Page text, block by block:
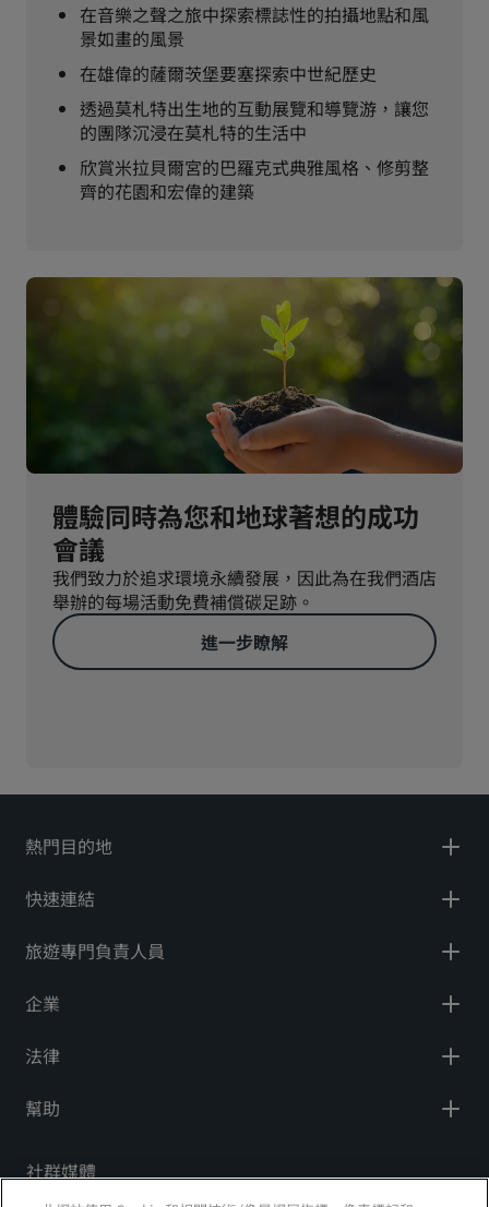
在音樂之聲之旅中探索標誌性的拍攝地點和風
景如畫的風景
在雄偉的薩爾茨堡要塞探索中世紀歷史
透過莫札特出生地的互動展覽和導覽游，讓您
的團隊沉浸在莫札特的生活中
欣賞米拉貝爾宮的巴羅克式典雅風格、修剪整
齊的花園和宏偉的建築
體驗同時為您和地球著想的成功
會議
我們致力於追求環境永續發展，因此為在我們酒店
舉辦的每場活動免費補償碳足跡。
進一步瞭解
熱門目的地
快速連結
旅遊專門負責人員
企業
法律
幫助
社群媒體